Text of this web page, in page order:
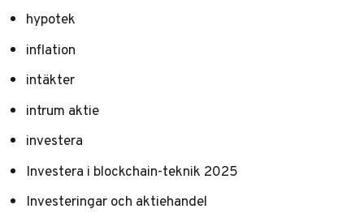
hypotek
inflation
intäkter
intrum aktie
investera
Investera i blockchain-teknik 2025
Investeringar och aktiehandel